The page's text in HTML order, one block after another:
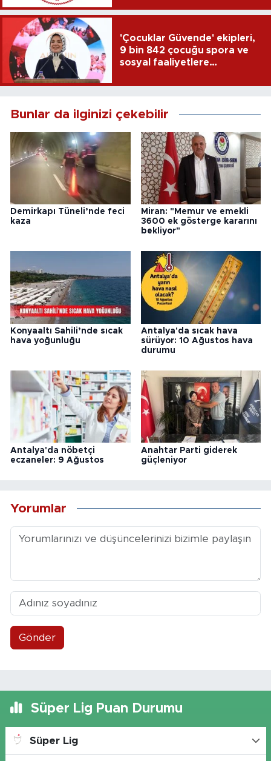
'Çocuklar Güvende' ekipleri,
9 bin 842 çocuğu spora ve
sosyal faaliyetlere
Bunlar da ilginizi çekebilir
Demirkapı Tüneli’nde feci
kaza
Miran: "Memur ve emekli
3600 ek gösterge kararını
bekliyor"
Konyaaltı Sahili’nde sıcak
hava yoğunluğu
Antalya'da sıcak hava
sürüyor: 10 Ağustos hava
durumu
Antalya'da nöbetçi
eczaneler: 9 Ağustos
Anahtar Parti giderek
güçleniyor
Yorumlar
Gönder
Süper Lig Puan Durumu
Süper Lig